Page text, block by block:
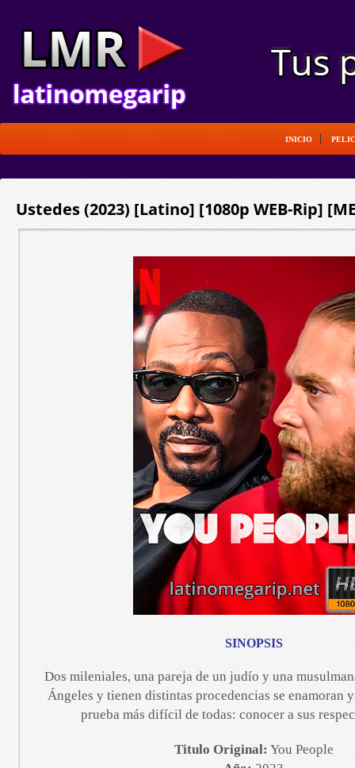
INICIO
Ustedes (2023) [Latino] [1080p WEB-Rip]
SINOPSIS
Dos mileniales, una pareja de un judío y una
Ángeles y tienen distintas procedencias se enamoran
prueba más difícil de todas: conocer a sus
Titulo Original: You People